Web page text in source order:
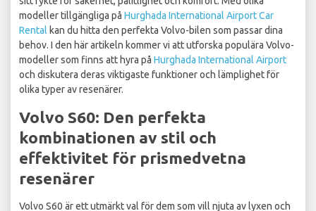
modeller tillgängliga på Hurghada International Airport Car
Rental kan du hitta den perfekta Volvo-bilen som passar dina
behov. I den här artikeln kommer vi att utforska populära Volvo-
modeller som finns att hyra på Hurghada International Airport
och diskutera deras viktigaste funktioner och lämplighet för
olika typer av resenärer.
Volvo S60: Den perfekta
kombinationen av stil och
effektivitet för prismedvetna
resenärer
Volvo S60 är ett utmärkt val för dem som vill njuta av lyxen och